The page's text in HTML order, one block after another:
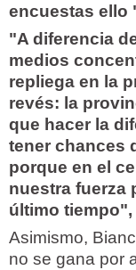
encuestas ello
"A diferencia
medios
repliega en la
revés: la
que hacer la
tener chances
porque en el
nuestra fuerza
último
Asimismo,
no se gana por